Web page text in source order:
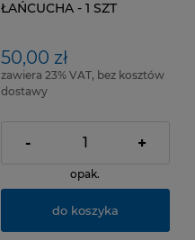
ŁAŃCUCHA - 1 SZT
50,00 zł
zawiera 23% VAT, bez kosztów
dostawy
- +
opak.
do koszyka